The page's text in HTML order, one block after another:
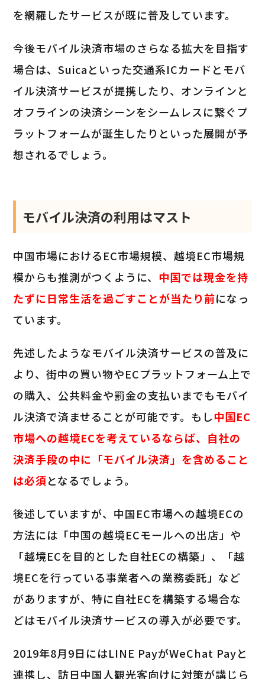
を網羅したサービスが既に普及しています。
今後モバイル決済市場のさらなる拡大を目指す
場合は、Suicaといった交通系ICカードとモバ
イル決済サービスが提携したり、オンラインと
オフラインの決済シーンをシームレスに繋ぐプ
ラットフォームが誕生したりといった展開が予
想されるでしょう。
モバイル決済の利用はマスト
中国市場におけるEC市場規模、越境EC市場規
模からも推測がつくように、 中国では現金を持
たずに日常生活を過ごすことが当たり前になっ
ています。
先述したようなモバイル決済サービスの普及に
より、街中の買い物やECプラットフォーム上で
の購入、公共料金や罰金の支払いまでもモバイ
ル決済で済ませることが可能です。もし中国EC
市場への越境ECを考えているならば、自社の
決済手段の中に「モバイル決済」を含めること
は必須となるでしょう。
後述していますが、中国EC市場への越境ECの
方法には「中国の越境ECモールへの出店」や
「越境ECを目的とした自社ECの構築」、「越
境ECを行っている事業者への業務委託」など
がありますが、特に自社ECを構築する場合な
どはモバイル決済サービスの導入が必要です。
2019年8月9日にはLINE PayがWeChat Payと
連携し、訪日中国人観光客向けに対策が講じら